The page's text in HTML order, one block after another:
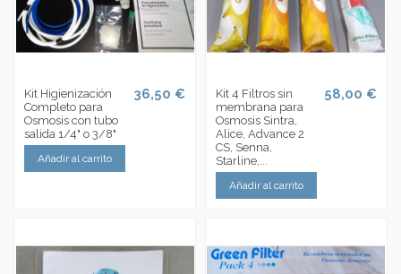
Kit Higienización
Completo para
Osmosis con tubo
salida 1/4" o 3/8"
36,50 €
Añadir al carrito
Kit 4 Filtros sin
membrana para
Osmosis Sintra,
Alice, Advance 2
CS, Senna,
Starline,...
58,00 €
Añadir al carrito